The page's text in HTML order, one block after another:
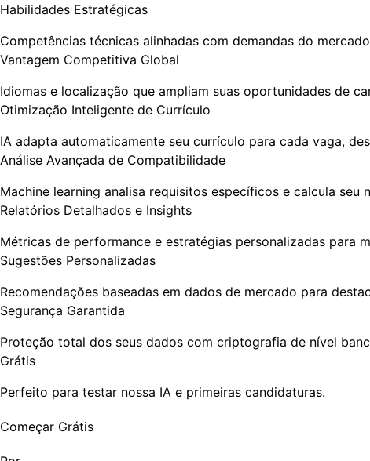
Habilidades Estratégicas
Competências técnicas alinhadas com demandas do
Vantagem Competitiva Global
Idiomas e localização que ampliam suas oportunidades de
Otimização Inteligente de Currículo
IA adapta automaticamente seu currículo para cada vaga,
Análise Avançada de Compatibilidade
Machine learning analisa requisitos específicos e calcula
Relatórios Detalhados e Insights
Métricas de performance e estratégias personalizadas para
Sugestões Personalizadas
Recomendações baseadas em dados de mercado para
Segurança Garantida
Proteção total dos seus dados com criptografia de nível
Grátis
Perfeito para testar nossa IA e primeiras candidaturas.
Começar Grátis